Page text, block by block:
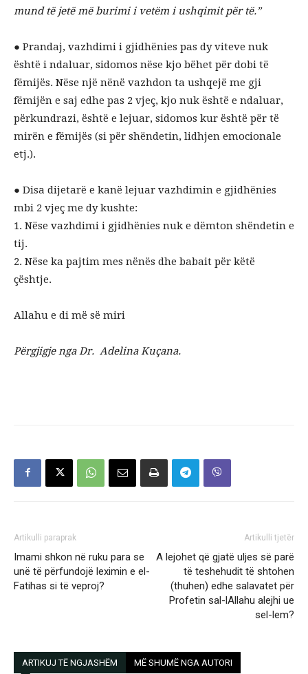
mund të jetë më burimi i vetëm i ushqimit për të.”
● Prandaj, vazhdimi i gjidhënies pas dy viteve nuk
është i ndaluar, sidomos nëse kjo bëhet për dobi të
fëmijës. Nëse një nënë vazhdon ta ushqejë me gji
fëmijën e saj edhe pas 2 vjeç, kjo nuk është e ndaluar,
përkundrazi, është e lejuar, sidomos kur është për të
mirën e fëmijës (si për shëndetin, lidhjen emocionale
etj.).
● Disa dijetarë e kanë lejuar vazhdimin e gjidhënies
mbi 2 vjeç me dy kushte:
1. Nëse vazhdimi i gjidhënies nuk e dëmton shëndetin e
tij.
2. Nëse ka pajtim mes nënës dhe babait për këtë
çështje.
Allahu e di më së miri
Përgjigje nga Dr. Adelina Kuçana.
Artikulli paraprak
Imami shkon në ruku para se
unë të përfundojë leximin e el-
Fatihas si të veproj?
Artikulli tjetër
A lejohet që gjatë uljes së parë
të teshehudit të shtohen
(thuhen) edhe salavatet për
Profetin sal-lAllahu alejhi ue
sel-lem?
ARTIKUJ TË NGJASHËM MË SHUMË NGA AUTORI